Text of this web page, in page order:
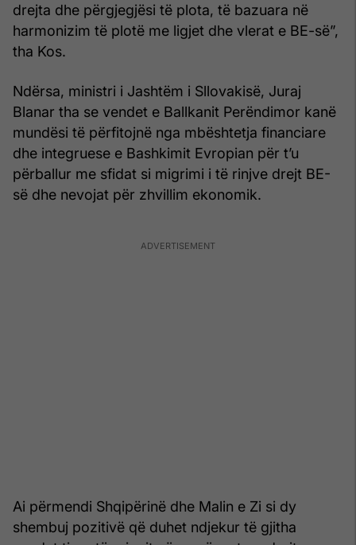
drejta dhe përgjegjësi të plota, të bazuara në
harmonizim të plotë me ligjet dhe vlerat e BE-së”,
tha Kos.
Ndërsa, ministri i Jashtëm i Sllovakisë, Juraj
Blanar tha se vendet e Ballkanit Perëndimor kanë
mundësi të përfitojnë nga mbështetja financiare
dhe integruese e Bashkimit Evropian për t’u
përballur me sfidat si migrimi i të rinjve drejt BE-
së dhe nevojat për zhvillim ekonomik.
Ai përmendi Shqipërinë dhe Malin e Zi si dy
shembuj pozitivë që duhet ndjekur të gjitha